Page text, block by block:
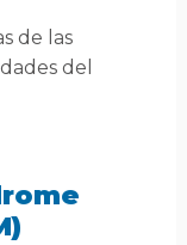
de las
del